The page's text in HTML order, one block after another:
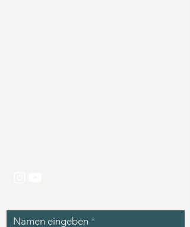
Namen eingeben